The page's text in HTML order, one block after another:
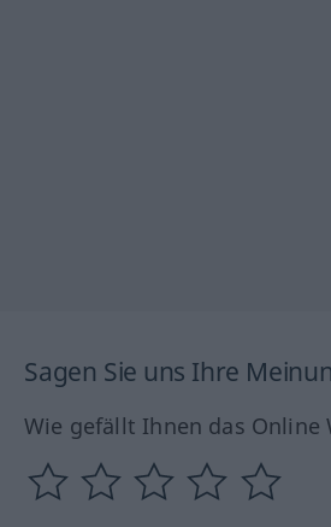
Sagen Sie uns Ihre
Wie gefällt Ihnen das Online